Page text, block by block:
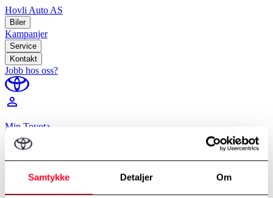
Samtykke Detaljer Om
Hovli Auto AS
Biler
Kampanjer
Service
Kontakt
Jobb hos oss?
perm_identity
Min Toyota
Hjem /Billån